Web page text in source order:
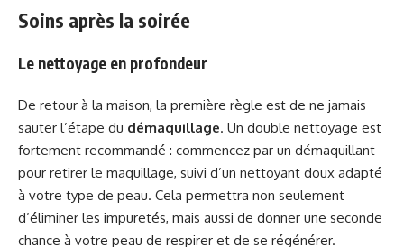
Soins après la soirée
Le nettoyage en profondeur
De retour à la maison, la première règle est de ne jamais
sauter l’étape du démaquillage. Un double nettoyage est
fortement recommandé : commencez par un démaquillant
pour retirer le maquillage, suivi d’un nettoyant doux adapté
à votre type de peau. Cela permettra non seulement
d’éliminer les impuretés, mais aussi de donner une seconde
chance à votre peau de respirer et de se régénérer.